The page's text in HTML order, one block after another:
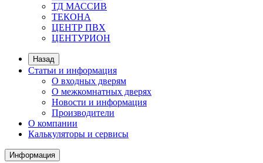
ТД МАССИВ
ТЕКОНА
ЦЕНТР ПВХ
ЦЕНТУРИОН
Назад
Статьи и информация
О входных дверям
О межкомнатных дверях
Новости и информация
Производители
О компании
Калькуляторы и сервисы
Информация